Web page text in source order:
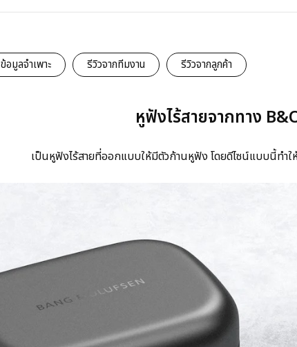
ข้อมูลจำเพาะ รีวิวจากทีมงาน รีวิวจากลูกค้า
หูฟังไร้สายจากทาง
เป็นหูฟังไร้สายที่ออกแบบให้มีตัวก้านหูฟัง โดยดีไซน์แบบนี้ทำใ